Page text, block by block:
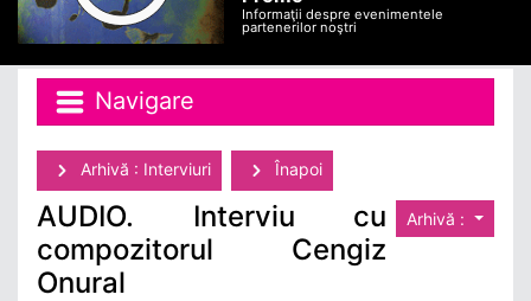
Informaţii despre evenimentele
partenerilor noştri
Navigare
Arhivă : Interviuri Înapoi
Arhivă :
AUDIO. Interviu cu
compozitorul Cengiz
Onural